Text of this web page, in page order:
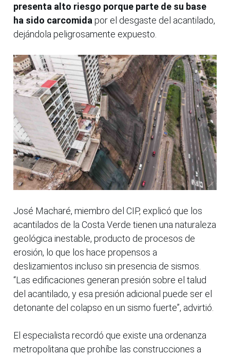
presenta alto riesgo porque parte de su base
ha sido carcomida por el desgaste del acantilado,
dejándola peligrosamente expuesto.
José Macharé, miembro del CIP, explicó que los
acantilados de la Costa Verde tienen una naturaleza
geológica inestable, producto de procesos de
erosión, lo que los hace propensos a
deslizamientos incluso sin presencia de sismos.
“Las edificaciones generan presión sobre el talud
del acantilado, y esa presión adicional puede ser el
detonante del colapso en un sismo fuerte”, advirtió.
El especialista recordó que existe una ordenanza
metropolitana que prohíbe las construcciones a